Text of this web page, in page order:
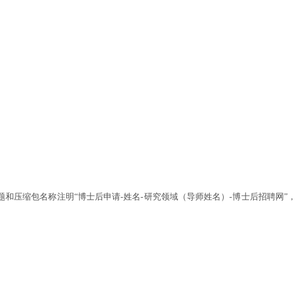
压缩包名称注明“博士后申请-姓名-研究领域（导师姓名）-博士后招聘网”，